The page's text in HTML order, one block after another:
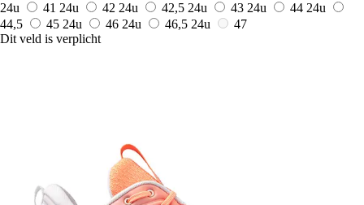
24u
41 24u 42 24u 42,5 24u 43 24u 44 24u
44,5
45 24u 46 24u 46,5 24u
47
Dit veld is verplicht